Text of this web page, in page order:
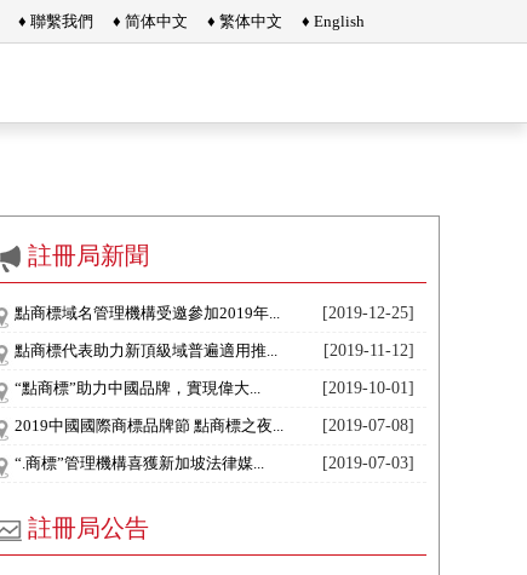
♦ 聯繫我們 ♦ 简体中文 ♦ 繁体中文 ♦ English
註冊局新聞
點商標域名管理機構受邀參加2019年... [2019-12-25]
點商標代表助力新頂級域普遍適用推... [2019-11-12]
“點商標”助力中國品牌，實現偉大... [2019-10-01]
2019中國國際商標品牌節 點商標之夜... [2019-07-08]
“.商標”管理機構喜獲新加坡法律媒... [2019-07-03]
註冊局公告